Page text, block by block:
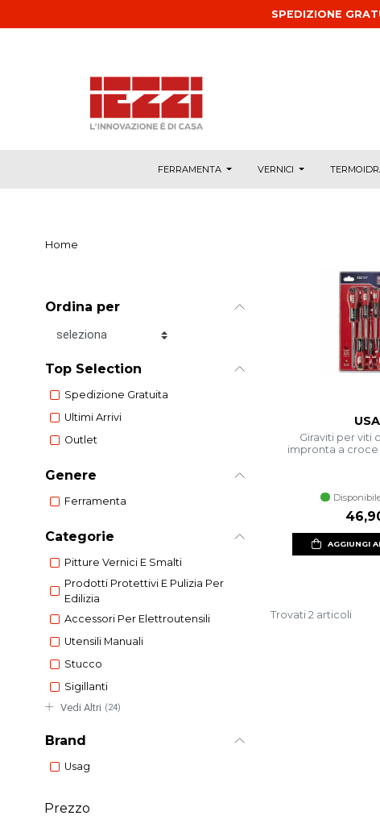
SPEDIZIONE
FERRAMENTA VERNICI
Home
Ordina per
Ordina per
Top Selection
Spedizione Gratuita
Ultimi Arrivi
Outlet
Genere
Ferramenta
Categorie
Pitture Vernici E Smalti
Prodotti Protettivi E Pulizia Per
Edilizia
Accessori Per Elettroutensili
Utensili Manuali
Stucco
Sigillanti
Vedi Altri (24)
Brand
Usag
Prezzo
Giraviti per viti
impronta a croce
AGGIUNGI
Trovati 2 articoli